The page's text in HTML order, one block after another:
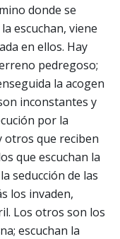
donde se
escuchan, viene
en ellos. Hay
pedregoso;
la acogen
inconstantes y
por la
otros que reciben
que escuchan la
seducción de las
los invaden,
Los otros son los
escuchan la